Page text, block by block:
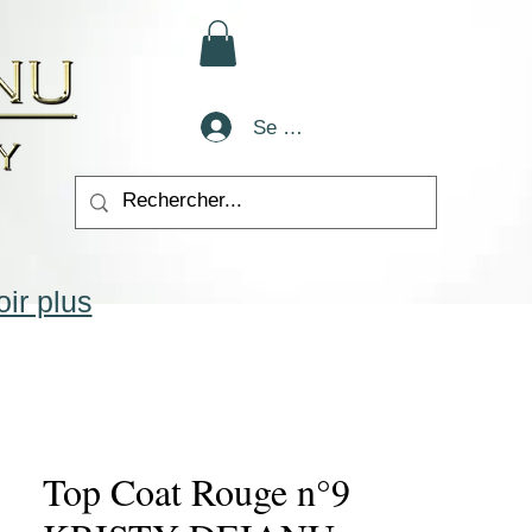
Se connecter
Top Coat Rouge n°9
plus